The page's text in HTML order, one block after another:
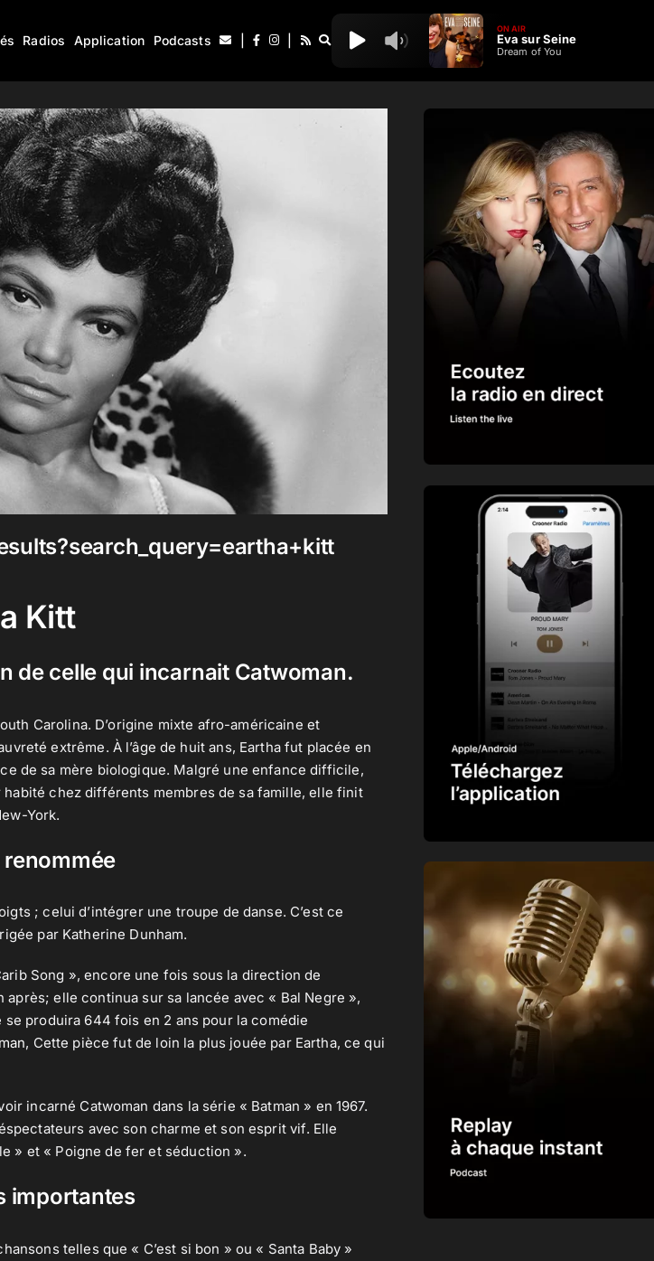
Radios Application Podcasts
ON AIR
Eva sur Seine
Dream of You
Kitt
de celle qui incarnait Catwoman.
Carolina. D’origine mixte afro-américaine et
extrême. À l’âge de huit ans, Eartha fut placée en
de sa mère biologique. Malgré une enfance difficile,
habité chez différents membres de sa famille, elle finit
York.
renommée
; celui d’intégrer une troupe de danse. C’est ce
par Katherine Dunham.
Song », encore une fois sous la direction de
après; elle continua sur sa lancée avec « Bal Negre »,
produira 644 fois en 2 ans pour la comédie
, Cette pièce fut de loin la plus jouée par Eartha, ce qui
incarné Catwoman dans la série « Batman » en 1967.
avec son charme et son esprit vif. Elle
» et « Poigne de fer et séduction ».
importantes
telles que « C’est si bon » ou « Santa Baby »